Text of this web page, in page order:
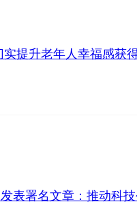
提升老年人幸福感获
表署名文章：推动科技